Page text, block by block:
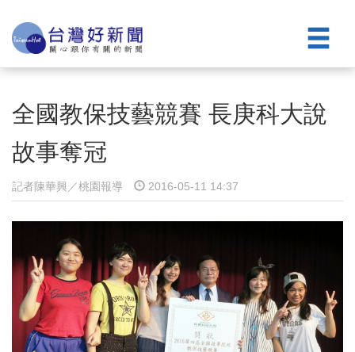
全國教保技藝競賽 長庚科大說
故事奪冠
記者陳華興／桃園報導 2016-05-11 14:37